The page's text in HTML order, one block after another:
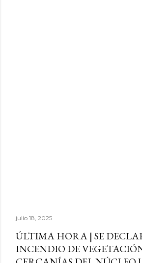
julio 18, 2025
ÚLTIMA HORA | SE
INCENDIO DE